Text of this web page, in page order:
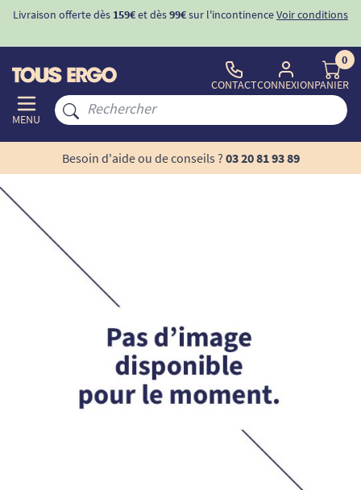
Livraison offerte dès 159€et dès99€sur l'incontinenceVoir conditions
MENU
CONTACTCONNEXION
0
PANIER
Besoin d'aide ou de conseils ? 03 20 81 93 89